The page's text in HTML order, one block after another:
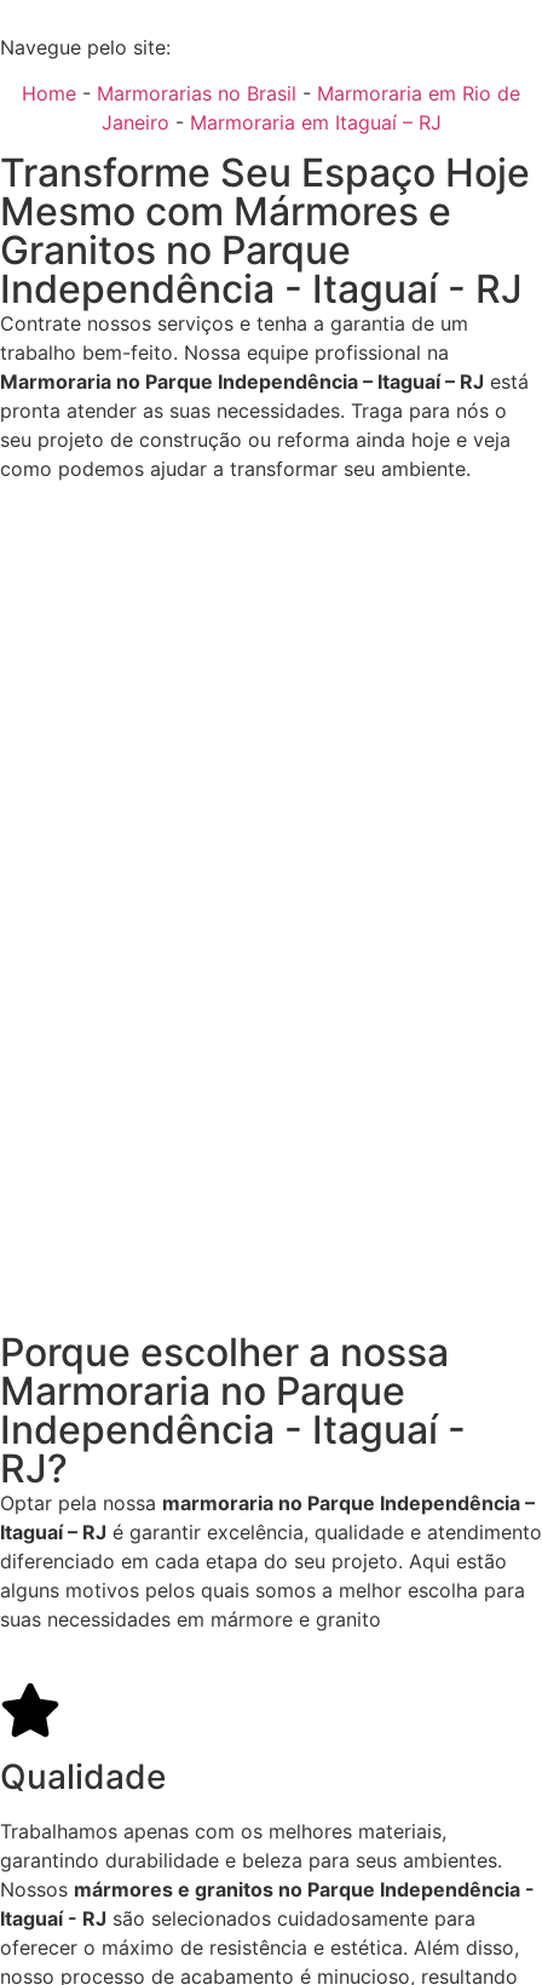
Navegue pelo site:
Home - Marmorarias no Brasil - Marmoraria em Rio de
Janeiro - Marmoraria em Itaguaí – RJ
Transforme Seu Espaço Hoje
Mesmo com Mármores e
Granitos no Parque
Independência - Itaguaí - RJ
Contrate nossos serviços e tenha a garantia de um
trabalho bem-feito. Nossa equipe profissional na
Marmoraria no Parque Independência – Itaguaí – RJ está
pronta atender as suas necessidades. Traga para nós o
seu projeto de construção ou reforma ainda hoje e veja
como podemos ajudar a transformar seu ambiente.
Porque escolher a nossa
Marmoraria no Parque
Independência - Itaguaí -
RJ?
Optar pela nossa marmoraria no Parque Independência –
Itaguaí – RJ é garantir excelência, qualidade e atendimento
diferenciado em cada etapa do seu projeto. Aqui estão
alguns motivos pelos quais somos a melhor escolha para
suas necessidades em mármore e granito
Qualidade
Trabalhamos apenas com os melhores materiais,
garantindo durabilidade e beleza para seus ambientes.
Nossos mármores e granitos no Parque Independência -
Itaguaí - RJ são selecionados cuidadosamente para
oferecer o máximo de resistência e estética. Além disso,
nosso processo de acabamento é minucioso, resultando